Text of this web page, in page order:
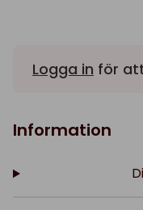
Logga in för
Information